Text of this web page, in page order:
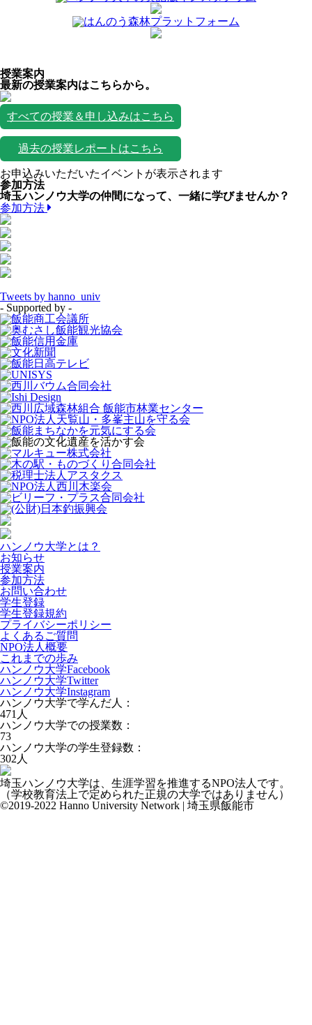
授業案内
最新の授業案内はこちらから。
すべての授業＆申し込みはこちら
過去の授業レポートはこちら
お申込みいただいたイベントが表示されます
参加方法
埼玉ハンノウ大学の仲間になって、一緒に学びませんか？
参加方法
Tweets by hanno_univ
- Supported by -
ハンノウ大学とは？
お知らせ
授業案内
参加方法
お問い合わせ
学生登録
学生登録規約
プライバシーポリシー
よくあるご質問
NPO法人概要
これまでの歩み
ハンノウ大学Facebook
ハンノウ大学Twitter
ハンノウ大学Instagram
ハンノウ大学で学んだ人：
471 人
ハンノウ大学での授業数：
73
ハンノウ大学の学生登録数：
302 人
埼玉ハンノウ大学は、生涯学習を推進するNPO法人です。
（学校教育法上で定められた正規の大学ではありません）
©2019-2022 Hanno University Network | 埼玉県飯能市